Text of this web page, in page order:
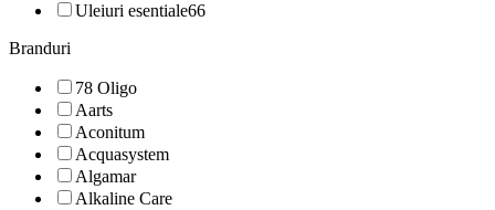
Uleiuri esentiale66
Branduri
78 Oligo
Aarts
Aconitum
Acquasystem
Algamar
Alkaline Care